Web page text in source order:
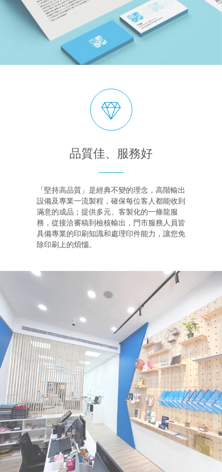
品質佳、服務好
「堅持高品質」是經典不變的理念，高階輸出
設備及專業一流製程，確保每位客人都能收到
滿意的成品；提供多元、客製化的一條龍服
務，從接洽審稿到檢核輸出，門市服務人員皆
具備專業的印刷知識和處理印件能力，讓您免
除印刷上的煩惱。